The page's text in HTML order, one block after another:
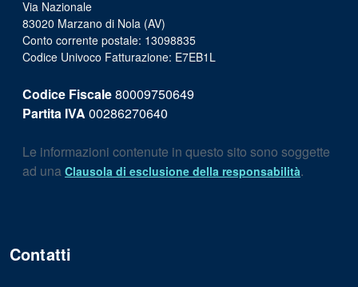
Via Nazionale
83020 Marzano di Nola (AV)
Conto corrente postale: 13098835
Codice Univoco Fatturazione: E7EB1L
Codice Fiscale80009750649
Partita IVA 00286270640
Le informazioni contenute in questo sito sono soggette
ad una Clausola di esclusione della responsabilità.
Contatti